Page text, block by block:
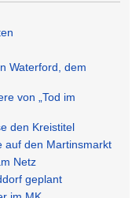
Waterford, dem
von „Tod im
den Kreistitel
auf den Martinsmarkt
Netz
geplant